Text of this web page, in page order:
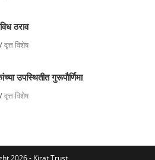
ठराव
/वृत्त विशेष
उपस्थितीत गुरूपौर्णिमा
/वृत्त विशेष
2026 - Kirat Trust